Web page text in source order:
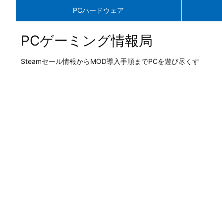
PCハードウェア
PCゲーミング情報局
Steamセール情報からMOD導入手順までPCを遊び尽くす